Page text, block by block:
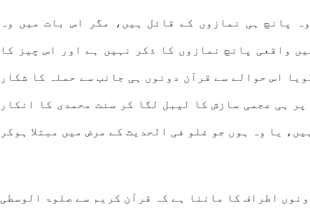
پانچ ہی نمازوں کے قائل ہیں، مگر اس بات میں وہ
واقعی پانچ نمازوں کا ذکر نہیں ہے اور اس چیز کا
اس حوالے سے قرآن دونوں ہی جانب سے حملہ کا شکار
ہی عجمی سازش کا لیبل لگا کر سنت محمدی کا انکار
یا وہ ہوں جو غلو فی الحدیث کے مرض میں مبتلا ہوکر
اطراف کا ماننا ہے کہ قرآن کریم سے صلوۃ الوسطی